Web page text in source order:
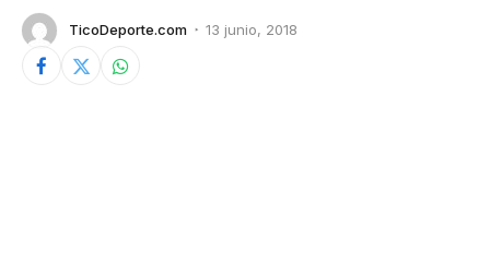
TicoDeporte.com 13 junio, 2018